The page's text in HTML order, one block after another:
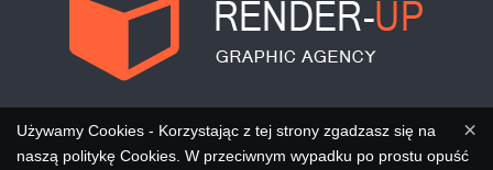
×
Używamy Cookies - Korzystając z tej strony zgadzasz się na
naszą politykę Cookies. W przeciwnym wypadku po prostu opuść